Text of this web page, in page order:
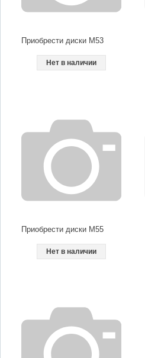
Приобрести диски M53
Нет в наличии
Приобрести диски M55
Нет в наличии